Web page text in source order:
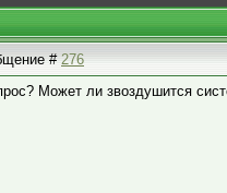
#276
Может ли звоздушится